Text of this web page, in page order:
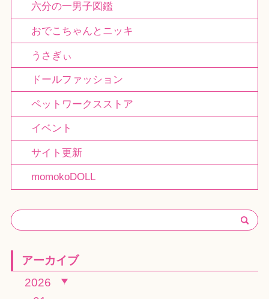
六分の一男子図鑑
おでこちゃんとニッキ
うさぎぃ
ドールファッション
ペットワークスストア
イベント
サイト更新
momokoDOLL
アーカイブ
2026